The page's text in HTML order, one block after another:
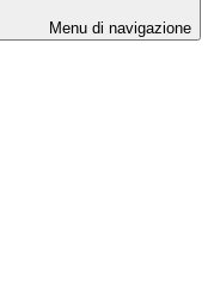
Menu di navigazione